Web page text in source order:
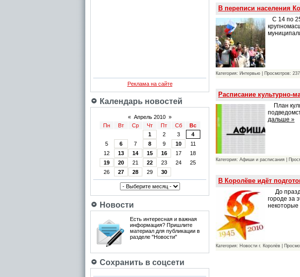
Реклама на сайте
Календарь новостей
« Апрель 2010 »
Пн
Вт Ср Чт Пт Сб
Вс
1
2 3
4
5
6 7 8 9 10
11
12
13 14 15 16 17
18
19
20 21 22 23 24
25
26
27 28 29 30
Новости
Есть интересная и важная
информация? Пришлите
материал для публикации в
разделе "Новости"
Сохранить в соцсети
В переписи населения
С 14 по
Категория: Интервью | Просмотров:
Расписание культурно-
План
дальше »
Категория: Афиши и расписания |
В Королёве идёт
До
городе за
Категория: Новости г. Королёв |